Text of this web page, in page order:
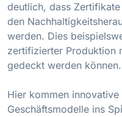
deutlich, dass
den
werden. Dies
zertifizierter Produktion
gedeckt werden können.
Hier kommen
Geschäftsmodelle ins